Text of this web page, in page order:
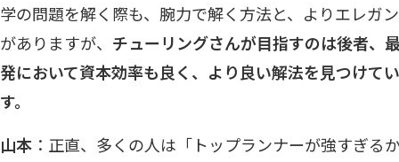
学の問題を解く際も、腕力で解く方法と、よりエレガ
がありますが、 チューリングさんが目指すのは後者、
発において資本効率も良く、より良い解法を見つけて
す。
山本 ：正直、多くの人は「トップランナーが強すぎる